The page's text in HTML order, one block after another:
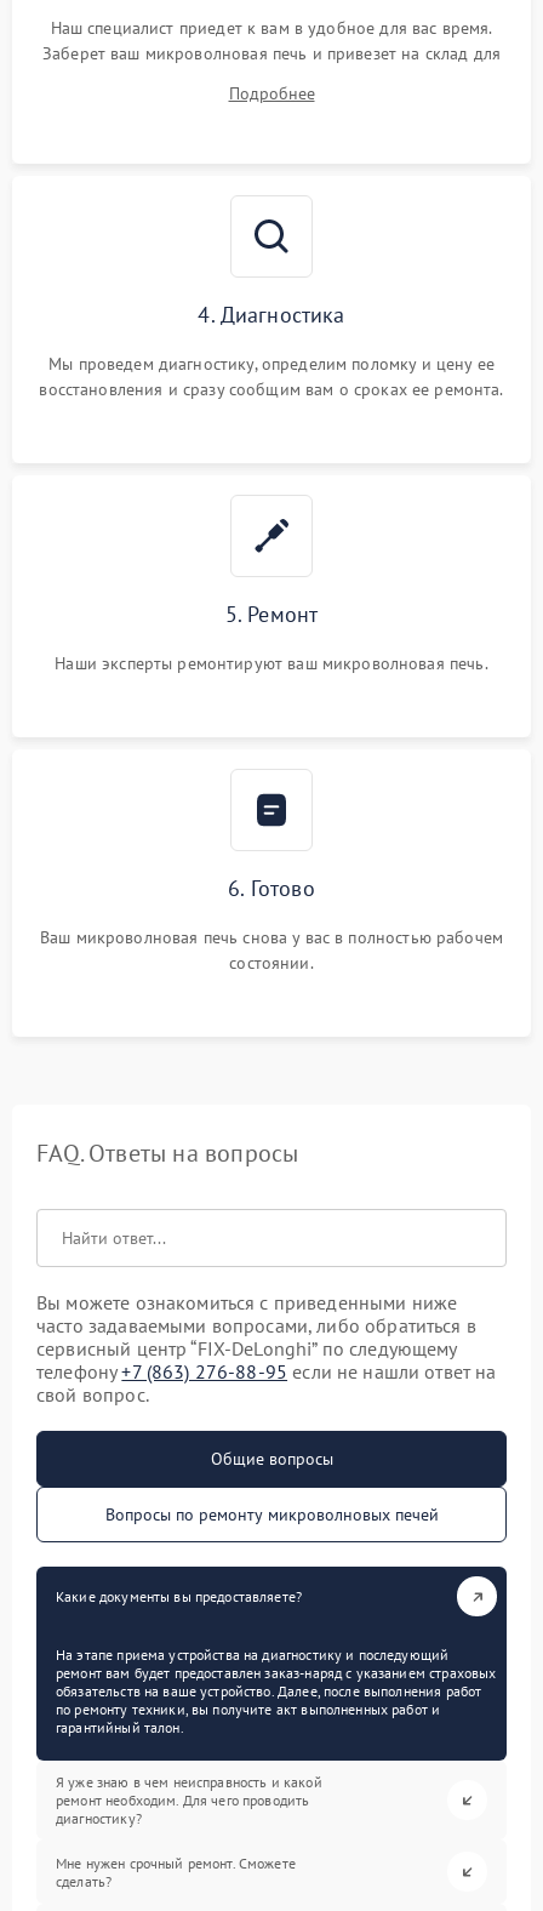
Наш специалист приедет к вам в удобное для вас время.
Заберет ваш микроволновая печь и привезет на склад для
Подробнее
4. Диагностика
Мы проведем диагностику, определим поломку и цену ее
восстановления и сразу сообщим вам о сроках ее ремонта.
5. Ремонт
Наши эксперты ремонтируют ваш микроволновая печь.
6. Готово
Ваш микроволновая печь снова у вас в полностью рабочем
состоянии.
FAQ. Ответы на вопросы
Вы можете ознакомиться с приведенными ниже
часто задаваемыми вопросами, либо обратиться в
сервисный центр “FIX-DeLonghi” по следующему
телефону+7 (863) 276-88-95 если не нашли ответ на
свой вопрос.
Общие вопросы
Вопросы по ремонту микроволновых печей
Какие документы вы предоставляете?
На этапе приема устройства на диагностику и последующий
ремонт вам будет предоставлен заказ-наряд с указанием страховых
обязательств на ваше устройство. Далее, после выполнения работ
по ремонту техники, вы получите акт выполненных работ и
гарантийный талон.
Я уже знаю в чем неисправность и какой
ремонт необходим. Для чего проводить
диагностику?
Мне нужен срочный ремонт. Сможете
сделать?